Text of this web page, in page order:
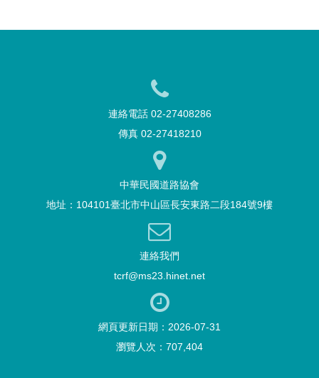
連絡電話 02-27408286
傳真 02-27418210
中華民國道路協會
地址：104101臺北市中山區長安東路二段184號9樓
連絡我們
tcrf@ms23.hinet.net
網頁更新日期：2026-07-31
瀏覽人次：707,404